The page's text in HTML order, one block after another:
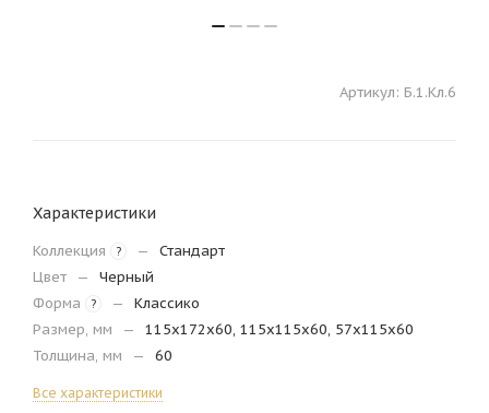
Артикул: Б.1.Кл.6
Характеристики
Коллекция ? —
Стандарт
Цвет
—
Черный
Форма
? —
Классико
Размер, мм
—
115х172х60, 115х115х60, 57х115х60
Толщина, мм
— 60
Все характеристики